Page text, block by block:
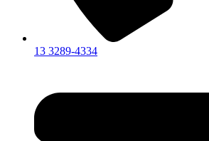
13 3289-4334